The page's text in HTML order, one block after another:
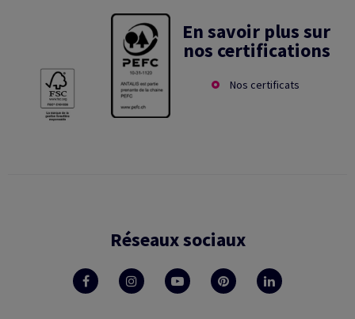
En savoir plus sur
nos certifications
Nos certificats
Réseaux sociaux